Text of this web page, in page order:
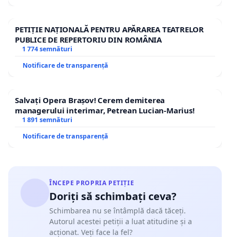
PETIȚIE NAȚIONALĂ PENTRU APĂRAREA TEATRELOR
PUBLICE DE REPERTORIU DIN ROMÂNIA
1 774 semnături
Notificare de transparență
Salvați Opera Brașov! Cerem demiterea
managerului interimar, Petrean Lucian-Marius!
1 891 semnături
Notificare de transparență
ÎNCEPE PROPRIA PETIȚIE
Doriți să schimbați ceva?
Schimbarea nu se întâmplă dacă tăceți.
Autorul acestei petiții a luat atitudine și a
acționat. Veți face la fel?